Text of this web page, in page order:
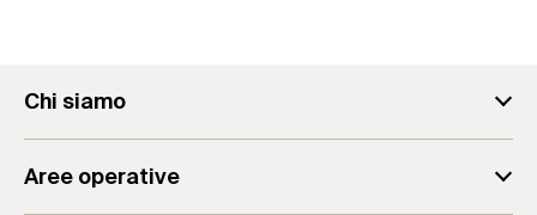
Chi siamo
Il team
Aree operative